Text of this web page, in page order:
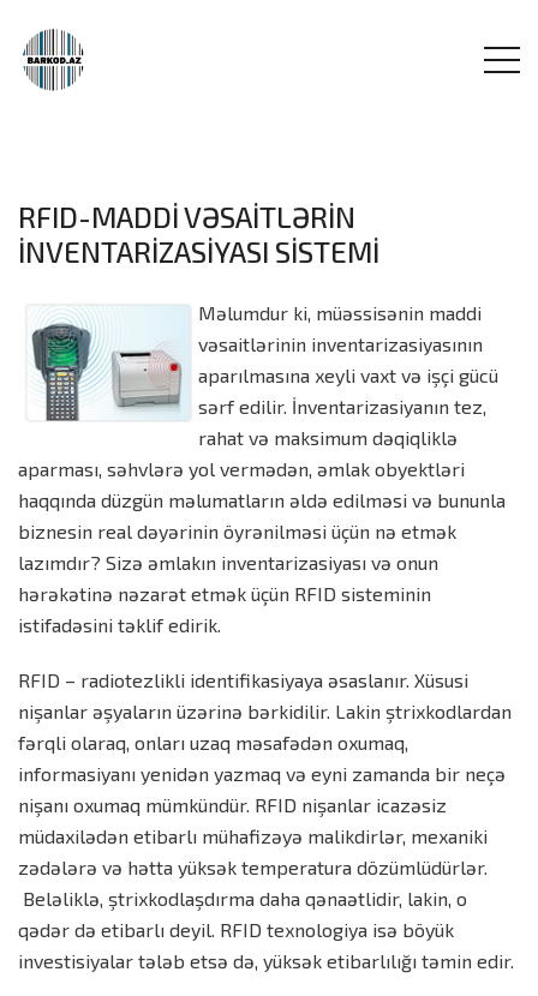
RFID-MADDİ VƏSAİTLƏRİN
İNVENTARİZASİYASI SİSTEMİ
Məlumdur ki, müəssisənin maddi
vəsaitlərinin inventarizasiyasının
aparılmasına xeyli vaxt və işçi gücü
sərf edilir. İnventarizasiyanın tez,
rahat və maksimum dəqiqliklə
aparması, səhvlərə yol vermədən, əmlak obyektləri
haqqında düzgün məlumatların əldə edilməsi və bununla
biznesin real dəyərinin öyrənilməsi üçün nə etmək
lazımdır? Sizə əmlakın inventarizasiyası və onun
hərəkətinə nəzarət etmək üçün RFID sisteminin
istifadəsini təklif edirik.
RFID – radiotezlikli identifikasiyaya əsaslanır. Xüsusi
nişanlar əşyaların üzərinə bərkidilir. Lakin ştrixkodlardan
fərqli olaraq, onları uzaq məsafədən oxumaq,
informasiyanı yenidən yazmaq və eyni zamanda bir neçə
nişanı oxumaq mümkündür. RFID nişanlar icazəsiz
müdaxilədən etibarlı mühafizəyə malikdirlər, mexaniki
zədələrə və hətta yüksək temperatura dözümlüdürlər.
Beləliklə, ştrixkodlaşdırma daha qənaətlidir, lakin, o
qədər də etibarlı deyil. RFID texnologiya isə böyük
investisiyalar tələb etsə də, yüksək etibarlılığı təmin edir.